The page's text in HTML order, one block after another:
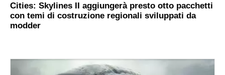
Cities: Skylines II aggiungerà presto otto pacchetti
con temi di costruzione regionali sviluppati da
modder